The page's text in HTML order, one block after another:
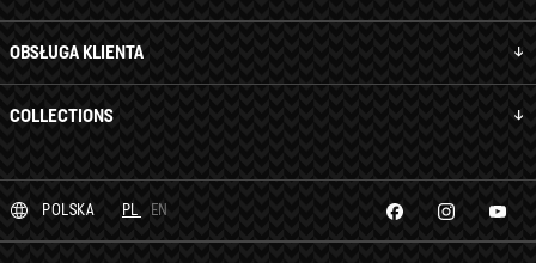
OBSŁUGA KLIENTA
COLLECTIONS
POLSKA PL EN